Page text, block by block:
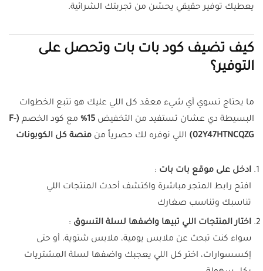
يعطيك توفير حقيقي يحسّن من تجربتك الشرائية.
كيف تضيف كود بات بات وتحصل على
التوفير؟
ما يحتاج تسوي أي شيء معقد كل اللي عليك هو تتبع الخطوات
البسيطة دي عشان تستفيد من التخفيض 15% مع كود الخصم
(F-
02Y47HTNCQZG)
اللي نوفره لك حصرياً من منصة كل الكوبونات
ادخل على موقع بات بات :
افتح رابط المتجر مباشرة واكتشف أحدث المنتجات اللي
تناسبك وتناسب صغارك
اختار المنتجات اللي تبيها واضفها لسلة التسوق :
سواء كنت تبحث عن ملابس يومية، ملابس شتوية، أو حتى
إكسسوارات، اختر كل اللي يعجبك واضفها لسلة المشتريات